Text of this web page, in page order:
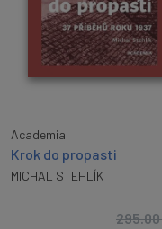
Academia
Krok do propasti
MICHAL STEHLÍK
295.00